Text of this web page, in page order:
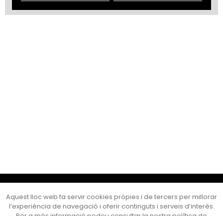
Cultura Mataró
Ajuntament de Mataró
C. de Sant Josep, 9 (Mataró, 08302)
Aquest lloc web fa servir cookies pròpies i de tercers per millorar
l’experiència de navegació i oferir continguts i serveis d’interès.